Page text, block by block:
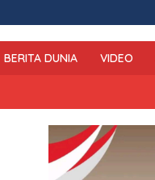
BERITA DUNIA VIDEO